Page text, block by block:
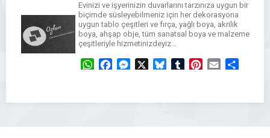
Evinizi ve işyerinizin duvarlarını tarzınıza uygun bir
biçimde süsleyebilmeniz için her dekorasyona
uygun tablo çeşitleri ve fırça, yağlı boya, akrilik
boya, ahşap obje, tüm sanatsal boya ve malzeme
çeşitleriyle hizmetinizdeyiz…
WhatsAppFacebookMessengerBlueskyTumblrPinterest
Email